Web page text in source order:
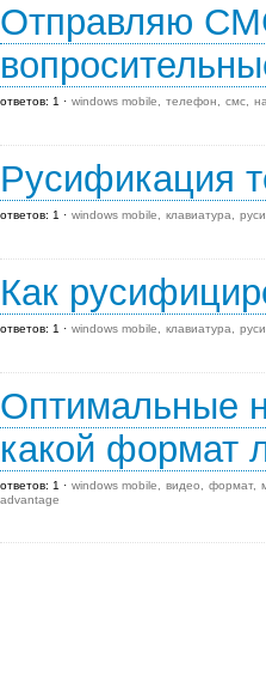
Отправляю
ответов: 1 windows mobile телефон смс
Русификация
ответов: 1 windows mobile клавиатура
Как
ответов: 1 windows mobile клавиатура
Оптимальные
какой формат
ответов: 1 windows mobile видео формат
advantage